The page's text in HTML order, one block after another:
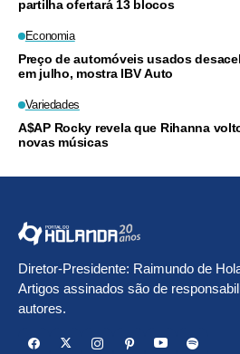
partilha ofertará 13 blocos
Economia
Preço de automóveis usados
em julho, mostra IBV Auto
Variedades
A$AP Rocky revela que Rihanna
novas músicas
Diretor-Presidente: Raimundo de
Artigos assinados são de
autores.